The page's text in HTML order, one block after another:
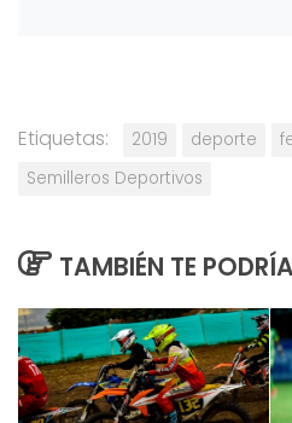
Etiquetas: 2019 deporte
Semilleros Deportivos
TAMBIÉN TE